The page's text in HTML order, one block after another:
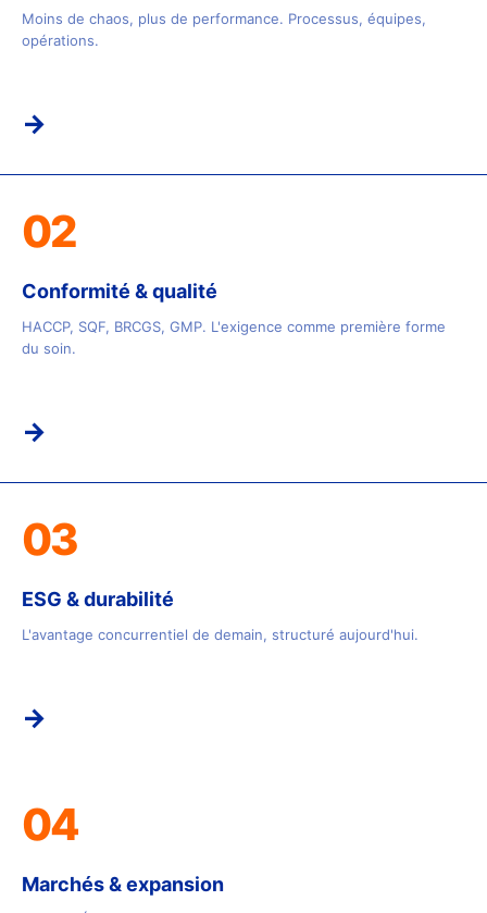
Moins de chaos, plus de performance. Processus, équipes,
opérations.
→
02
Conformité & qualité
HACCP, SQF, BRCGS, GMP. L'exigence comme première forme
du soin.
→
03
ESG & durabilité
L'avantage concurrentiel de demain, structuré aujourd'hui.
→
04
Marchés & expansion